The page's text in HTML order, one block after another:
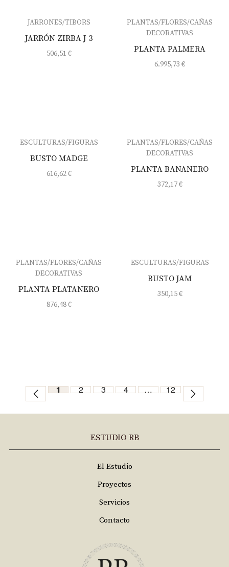
JARRONES/TIBORS
JARRÓN ZIRBA J 3
506,51 €
PLANTAS/FLORES/CAÑAS
DECORATIVAS
PLANTA PALMERA
6.995,73 €
ESCULTURAS/FIGURAS
BUSTO MADGE
616,62€
PLANTAS/FLORES/CAÑAS
DECORATIVAS
PLANTA BANANERO
372,17€
PLANTAS/FLORES/CAÑAS
DECORATIVAS
PLANTA PLATANERO
876,48€
ESCULTURAS/FIGURAS
BUSTO JAM
350,15€
1 2 3 4 … 12
ESTUDIO RB
El Estudio
Proyectos
Servicios
Contacto